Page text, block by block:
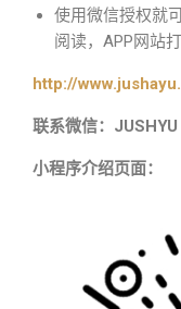
使用微信授权就
阅读，APP网站
http://
联系微信：
小程序介绍页面：